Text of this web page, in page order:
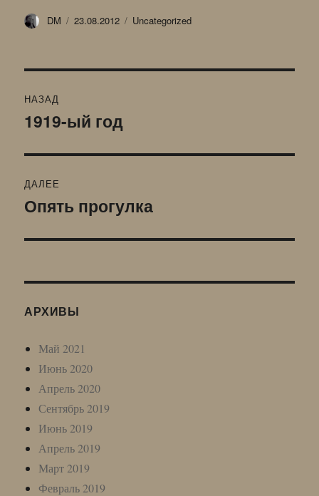
Автор
DM Опубликовано
23.08.2012 Рубрики
Uncategorized
по
НАЗАД
Предыдущая
1919-ый год
ДАЛЕЕ
Следующая
Опять прогулка
АРХИВЫ
Май 2021
Июнь 2020
Апрель 2020
Сентябрь 2019
Июнь 2019
Апрель 2019
Март 2019
Февраль 2019